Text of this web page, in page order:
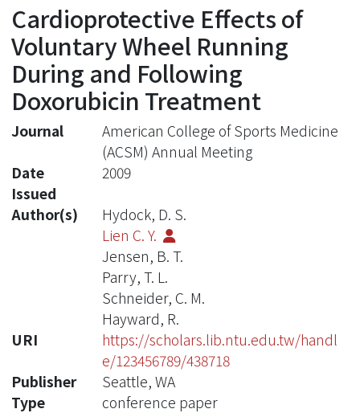
Statistics
Cardioprotective Effects of
Voluntary Wheel Running
During and Following
Doxorubicin Treatment
Journal
American College of Sports Medicine
(ACSM) Annual Meeting
Date
Issued
2009
Author(s)
Hydock, D. S.
Lien C. Y.
Jensen, B. T.
Parry, T. L.
Schneider, C. M.
Hayward, R.
URI
https://scholars.lib.ntu.edu.tw/handl
e/123456789/438718
Publisher
Seattle, WA
Type
conference paper